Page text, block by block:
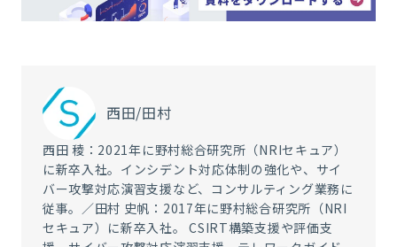
西田/田村
西田 稜：2021年に野村総合研究所（NRIセキュア）
に新卒入社。インシデント対応体制の強化や、サイ
バー攻撃対応演習支援など、コンサルティング業務に
従事。／田村 史帆：2017年に野村総合研究所（NRI
セキュア）に新卒入社。 CSIRT構築支援や評価支